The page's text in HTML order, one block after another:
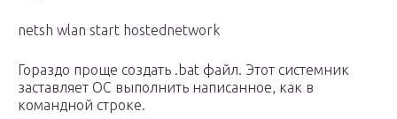
netsh wlan start hostednetwork
Гораздо проще создать .bat файл. Этот системник
заставляет ОС выполнить написанное, как в
командной строке.